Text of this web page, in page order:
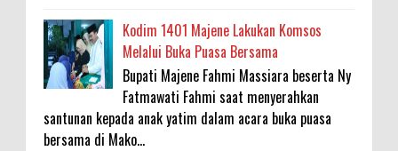
Kodim 1401 Majene Lakukan Komsos
Melalui Buka Puasa Bersama
Bupati Majene Fahmi Massiara beserta Ny
Fatmawati Fahmi saat menyerahkan
santunan kepada anak yatim dalam acara buka puasa
bersama di Mako...